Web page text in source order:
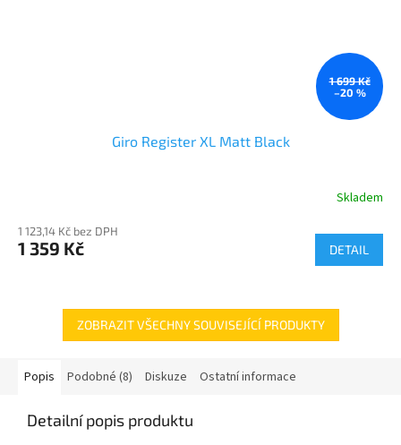
1 699 Kč
–20 %
Giro Register XL Matt Black
Skladem
1 123,14 Kč bez DPH
1 359 Kč DETAIL
ZOBRAZIT VŠECHNY SOUVISEJÍCÍ PRODUKTY
Popis Podobné (8) Diskuze Ostatní informace
Detailní popis produktu